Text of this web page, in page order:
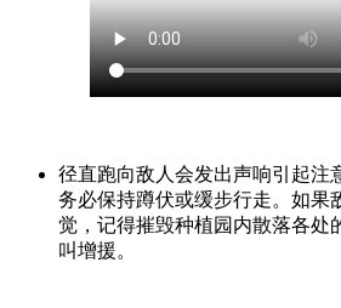
径直跑向敌人会发出声响引起注
务必保持蹲伏或缓步行走。如果
觉，记得摧毁种植园内散落各处
叫增援。